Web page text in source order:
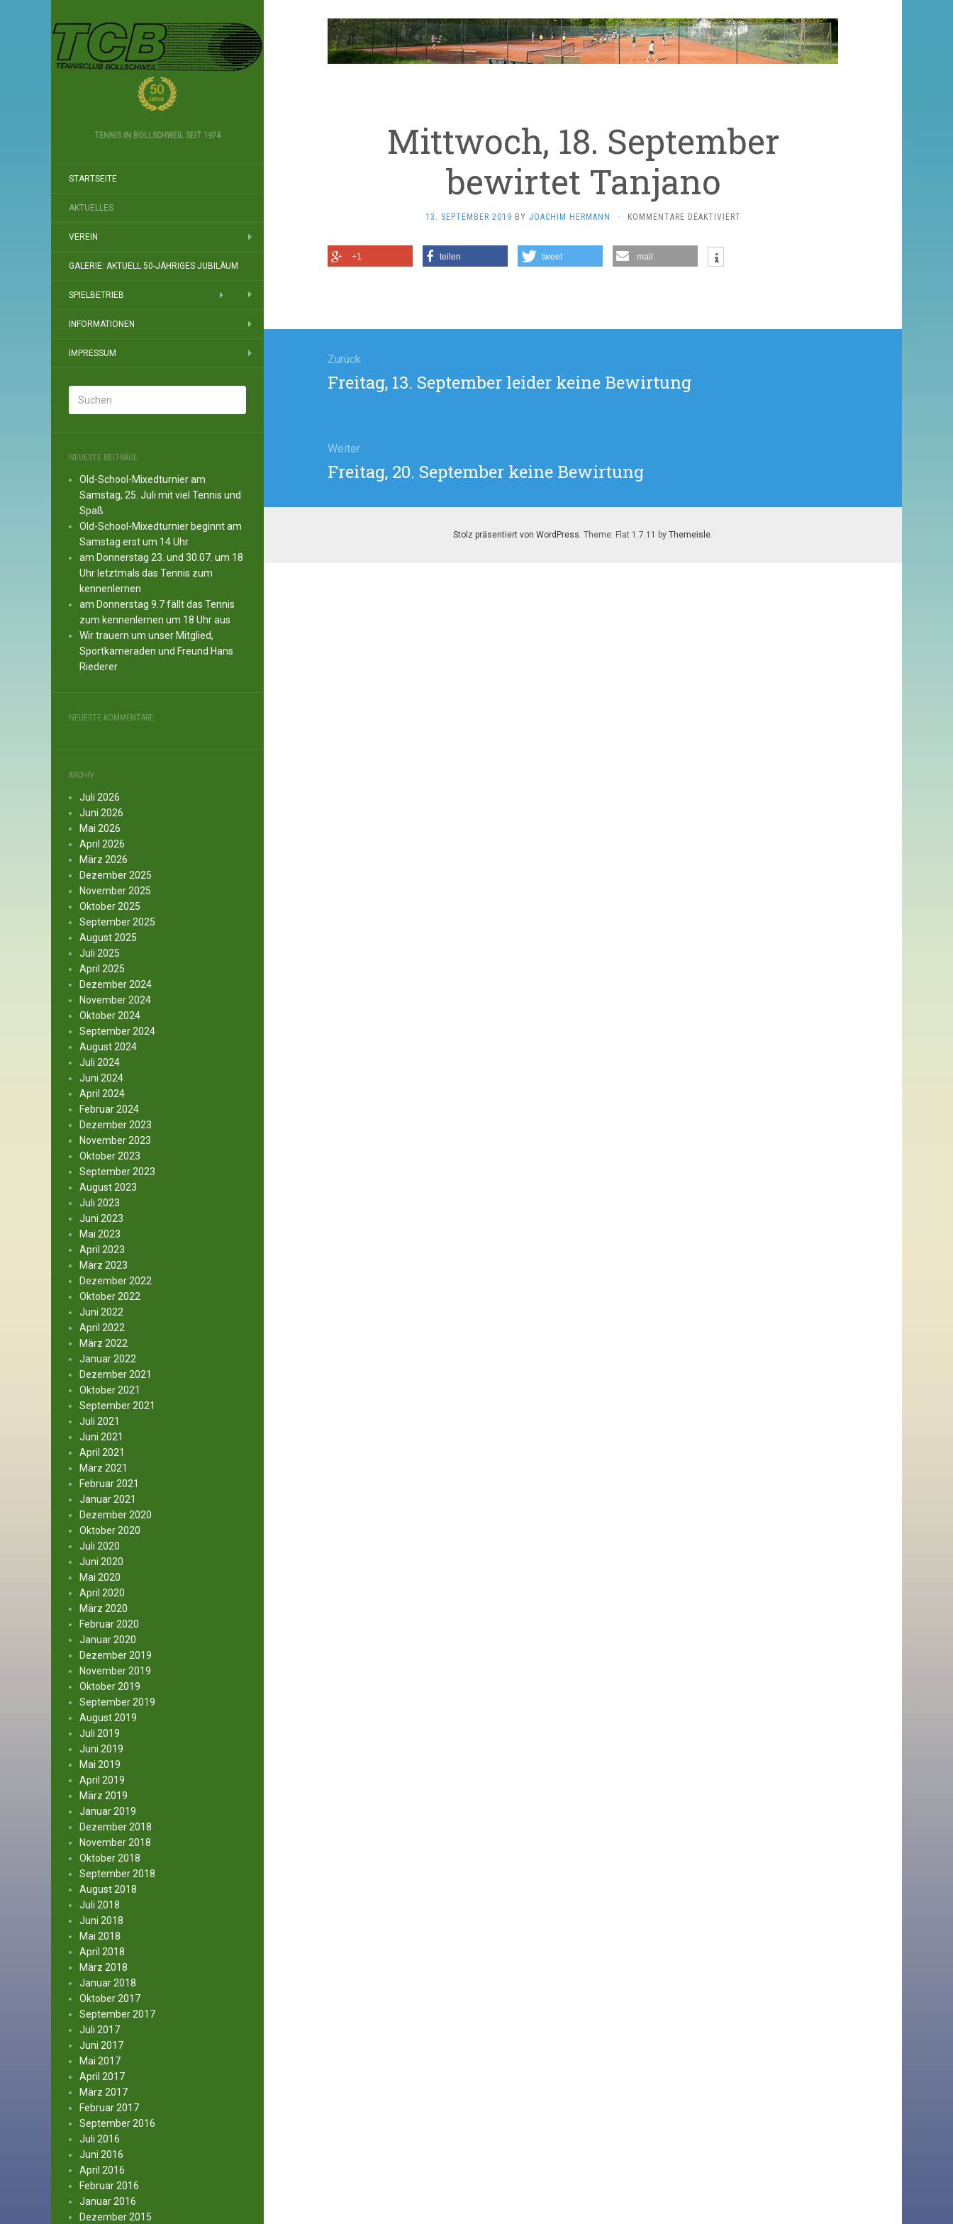
TENNIS IN BOLLSCHWEIL SEIT 1974
STARTSEITE
AKTUELLES
VEREIN
GALERIE: AKTUELL 50-JÄHRIGES JUBILÄUM
SPIELBETRIEB
INFORMATIONEN
IMPRESSUM
NEUESTE BEITRÄGE
Old-School-Mixedturnier am
Samstag, 25. Juli mit viel Tennis und
Spaß
Old-School-Mixedturnier beginnt am
Samstag erst um 14 Uhr
am Donnerstag 23. und 30.07. um 18
Uhr letztmals das Tennis zum
kennenlernen
am Donnerstag 9.7 fällt das Tennis
zum kennenlernen um 18 Uhr aus
Wir trauern um unser Mitglied,
Sportkameraden und Freund Hans
Riederer
NEUESTE KOMMENTARE
ARCHIV
Juli 2026
Juni 2026
Mai 2026
April 2026
März 2026
Dezember 2025
November 2025
Oktober 2025
September 2025
August 2025
Juli 2025
April 2025
Dezember 2024
November 2024
Oktober 2024
September 2024
August 2024
Juli 2024
Juni 2024
April 2024
Februar 2024
Dezember 2023
November 2023
Oktober 2023
September 2023
August 2023
Juli 2023
Juni 2023
Mai 2023
April 2023
März 2023
Dezember 2022
Oktober 2022
Juni 2022
April 2022
März 2022
Januar 2022
Dezember 2021
Oktober 2021
September 2021
Juli 2021
Juni 2021
April 2021
März 2021
Februar 2021
Januar 2021
Dezember 2020
Oktober 2020
Juli 2020
Juni 2020
Mai 2020
April 2020
März 2020
Februar 2020
Januar 2020
Dezember 2019
November 2019
Oktober 2019
September 2019
August 2019
Juli 2019
Juni 2019
Mai 2019
April 2019
März 2019
Januar 2019
Dezember 2018
November 2018
Oktober 2018
September 2018
August 2018
Juli 2018
Juni 2018
Mai 2018
April 2018
März 2018
Januar 2018
Oktober 2017
September 2017
Juli 2017
Juni 2017
Mai 2017
April 2017
März 2017
Februar 2017
September 2016
Juli 2016
Juni 2016
April 2016
Februar 2016
Januar 2016
Dezember 2015
Mittwoch, 18. September
bewirtet Tanjano
13. SEPTEMBER 2019 BY JOACHIM HERMANN · KOMMENTARE DEAKTIVIERT
+1 teilen tweet mail
Zurück
Vorheriger
Freitag, 13. September leider keine Bewirtung
Weiter
Nächster
Freitag, 20. September keine Bewirtung
Stolz präsentiert von WordPress. Theme: Flat 1.7.11 by Themeisle.